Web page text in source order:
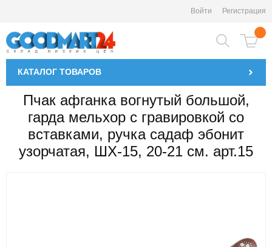
Войти Регистрация
КАТАЛОГ ТОВАРОВ
Пчак афганка вогнутый большой,
гарда мельхор с гравировкой со
вставками, ручка садаф эбонит
узорчатая, ШХ-15, 20-21 см. арт.15